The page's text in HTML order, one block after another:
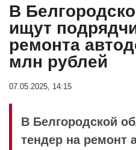
В
ищут
ремонта
млн рублей
07.05.2025, 14:15
В Белгородской
тендер на ремонт